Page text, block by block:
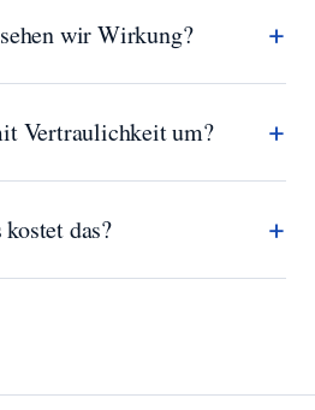
wir Wirkung? +
Vertraulichkeit um? +
kostet das? +